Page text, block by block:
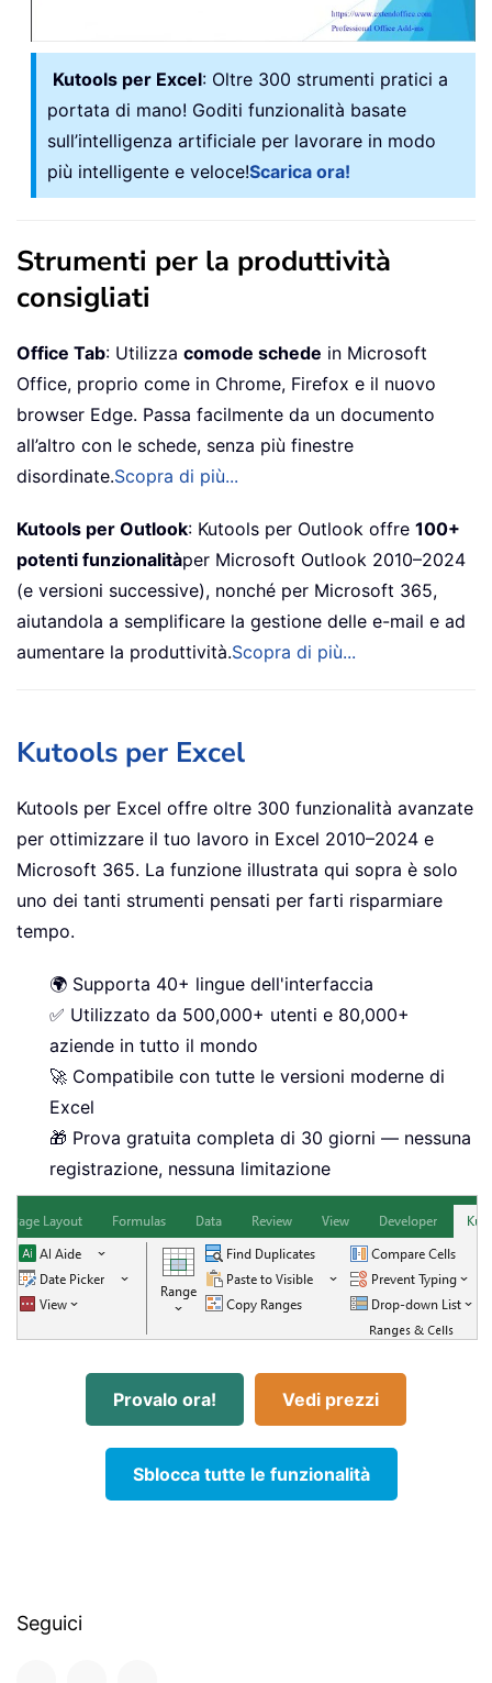
Kutools per Excel: Oltre 300 strumenti pratici a
portata di mano! Goditi funzionalità basate
sull’intelligenza artificiale per lavorare in modo
più intelligente e veloce!Scarica ora!
Strumenti per la produttività
consigliati
Office Tab: Utilizza comode schede in Microsoft
Office, proprio come in Chrome, Firefox e il nuovo
browser Edge. Passa facilmente da un documento
all’altro con le schede, senza più finestre
disordinate.Scopra di più...
Kutools per Outlook: Kutools per Outlook offre 100+
potenti funzionalitàper Microsoft Outlook 2010–2024
(e versioni successive), nonché per Microsoft 365,
aiutandola a semplificare la gestione delle e-mail e ad
aumentare la produttività.Scopra di più...
Kutools per Excel
Kutools per Excel offre oltre 300 funzionalità avanzate
per ottimizzare il tuo lavoro in Excel 2010–2024 e
Microsoft 365. La funzione illustrata qui sopra è solo
uno dei tanti strumenti pensati per farti risparmiare
tempo.
🌍 Supporta 40+ lingue dell'interfaccia
✅ Utilizzato da 500,000+ utenti e 80,000+
aziende in tutto il mondo
🚀 Compatibile con tutte le versioni moderne di
Excel
🎁 Prova gratuita completa di 30 giorni — nessuna
registrazione, nessuna limitazione
Provalo ora! Vedi prezzi
Sblocca tutte le funzionalità
Seguici